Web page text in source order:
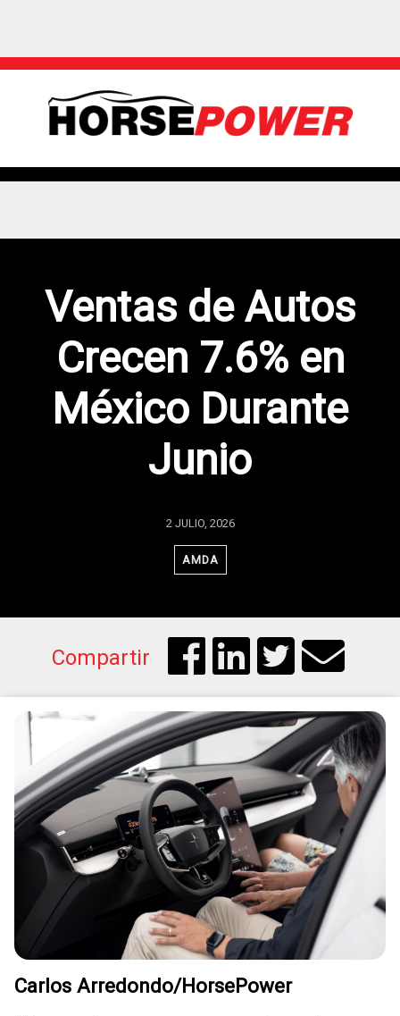
Ventas de Autos
Crecen 7.6% en
México Durante
Junio
2 JULIO, 2026
AMDA
Compartir
Carlos Arredondo/HorsePower